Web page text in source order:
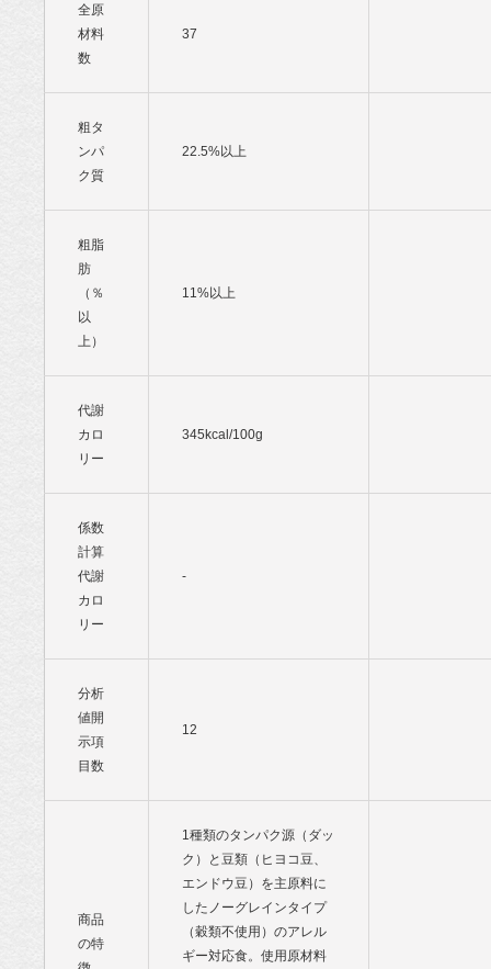
全原
材料
数
37
粗タ
ンパ
ク質
22.5%以上
粗脂
肪
（％
以
上）
11%以上
代謝
カロ
リー
345kcal/100g
係数
計算
代謝
カロ
リー
-
分析
値開
示項
目数
12
商品
の特
1種類のタンパク源（ダッ
ク）と豆類（ヒヨコ豆、
エンドウ豆）を主原料に
したノーグレインタイプ
（穀類不使用）のアレル
ギー対応食。使用原材料